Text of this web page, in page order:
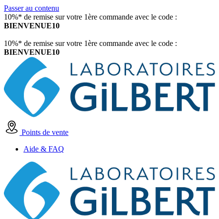
Passer au contenu
10%* de remise sur votre 1ère commande avec le code :
BIENVENUE10
10%* de remise sur votre 1ère commande avec le code :
BIENVENUE10
Points de vente
Aide & FAQ